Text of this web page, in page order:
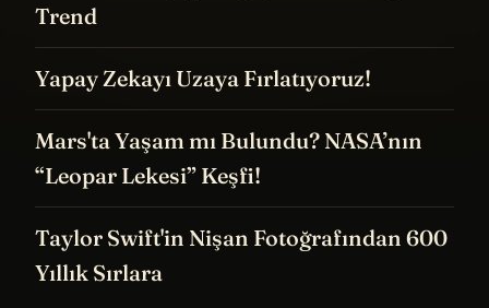
Trend
Yapay Zekayı Uzaya Fırlatıyoruz!
Mars'ta Yaşam mı Bulundu? NASA’nın
“Leopar Lekesi” Keşfi!
Taylor Swift'in Nişan Fotoğrafından 600
Yıllık Sırlara